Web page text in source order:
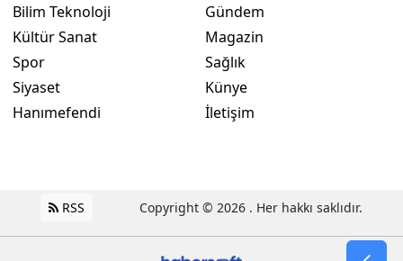
Bilim Teknoloji
Kültür Sanat
Spor
Siyaset
Hanımefendi
Gündem
Magazin
Sağlık
Künye
İletişim
RSS Copyright © 2026 . Her hakkı saklıdır.